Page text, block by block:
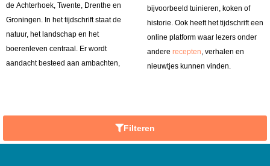
de Achterhoek, Twente, Drenthe en
Groningen. In het tijdschrift staat de
natuur, het landschap en het
boerenleven centraal. Er wordt
aandacht besteed aan ambachten,
bijvoorbeeld tuinieren, koken of
historie. Ook heeft het tijdschrift een
online platform waar lezers onder
andere recepten, verhalen en
nieuwtjes kunnen vinden.
Filteren